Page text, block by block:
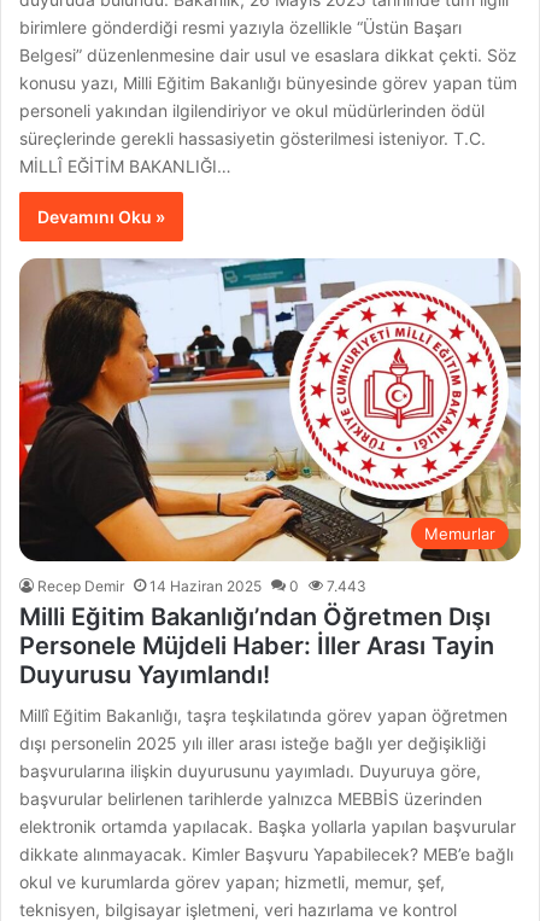
birimlere gönderdiği resmi yazıyla özellikle “Üstün Başarı
Belgesi” düzenlenmesine dair usul ve esaslara dikkat çekti. Söz
konusu yazı, Milli Eğitim Bakanlığı bünyesinde görev yapan tüm
personeli yakından ilgilendiriyor ve okul müdürlerinden ödül
süreçlerinde gerekli hassasiyetin gösterilmesi isteniyor. T.C.
MİLLÎ EĞİTİM BAKANLIĞI…
Devamını Oku »
Memurlar
Recep Demir 14 Haziran 2025 0 7.443
Milli Eğitim Bakanlığı’ndan Öğretmen Dışı
Personele Müjdeli Haber: İller Arası Tayin
Duyurusu Yayımlandı!
Millî Eğitim Bakanlığı, taşra teşkilatında görev yapan öğretmen
dışı personelin 2025 yılı iller arası isteğe bağlı yer değişikliği
başvurularına ilişkin duyurusunu yayımladı. Duyuruya göre,
başvurular belirlenen tarihlerde yalnızca MEBBİS üzerinden
elektronik ortamda yapılacak. Başka yollarla yapılan başvurular
dikkate alınmayacak. Kimler Başvuru Yapabilecek? MEB’e bağlı
okul ve kurumlarda görev yapan; hizmetli, memur, şef,
teknisyen, bilgisayar işletmeni, veri hazırlama ve kontrol